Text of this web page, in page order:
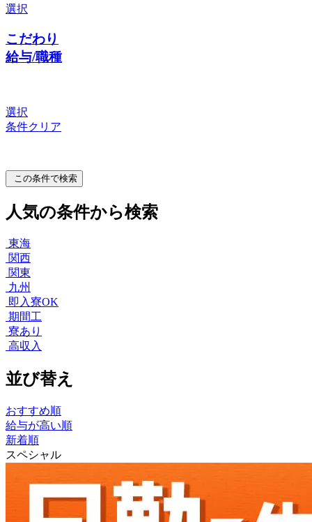
選択
こだわり
給与/職種
選択
条件クリア
この条件で検索
人気の条件から検索
東海
関西
関東
九州
即入寮OK
期間工
寮あり
高収入
並び替え
おすすめ順
給与が高い順
新着順
スペシャル